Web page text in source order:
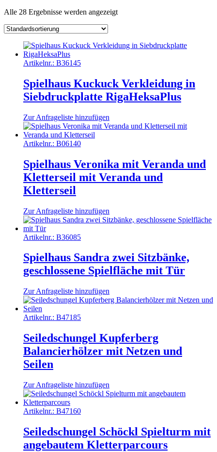
Alle 28 Ergebnisse werden angezeigt
Artikelnr.: B36145
Spielhaus Kuckuck Verkleidung in
Siebdruckplatte RigaHeksaPlus
Zur Anfrageliste hinzufügen
Artikelnr.: B06140
Spielhaus Veronika mit Veranda und
Kletterseil mit Veranda und
Kletterseil
Zur Anfrageliste hinzufügen
Artikelnr.: B36085
Spielhaus Sandra zwei Sitzbänke,
geschlossene Spielfläche mit Tür
Zur Anfrageliste hinzufügen
Artikelnr.: B47185
Seiledschungel Kupferberg
Balancierhölzer mit Netzen und
Seilen
Zur Anfrageliste hinzufügen
Artikelnr.: B47160
Seiledschungel Schöckl Spielturm mit
angebautem Kletterparcours